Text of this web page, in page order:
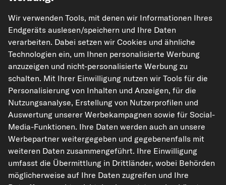
kfzteile24.de carpardoo.nl
carpardoo.fr
carpardoo.dk
Die hier dargestellten Daten, insbesondere die gesamte Datenbank, dürfen
nicht vervielfältigt werden. Die Vervielfältigung und Verbreitung der Daten und
der Datenbank ohne vorherige Einwilligung von TecAlliance und/oder die
Einbeziehung Dritter in solche Aktivitäten ist streng verboten. Jegliche
unautorisierte Nutzung von Inhalten stellt eine Verletzung des Urheberrechts
dar und kann rechtliche Schritte nach sich ziehen.
Vertrag widerrufen
© 2026 kfzteile24 GmbH - Alle Rechte vorbehalten.
Wir verwenden Tools, mit denen wir Informationen Ihres
Endgeräts auslesen/speichern und Ihre Daten
verarbeiten. Dabei setzen wir Cookies und ähnliche
Technologien ein, um Ihnen personalisierte Werbung
anzuzeigen und nicht-personalisierte Werbung zu
schalten. Mit Ihrer Einwilligung nutzen wir Tools für die
Personalisierung von Inhalten und Anzeigen, für die
Nutzungsanalyse, Erstellung von Nutzerprofilen und
Auswertung unserer Werbekampagnen sowie für Social-
Media-Funktionen. Ihre Daten werden auch an unsere
Werbepartner weitergegeben und gegebenenfalls mit
weiteren Daten zusammengeführt. Ihre Einwilligung
umfasst die Übermittlung in Drittländer, wobei Behörden
möglicherweise auf Ihre Daten zugreifen und Ihre